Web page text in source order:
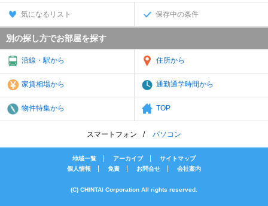
気になるリスト 保存中の条件
別の探し方でお部屋を探す
沿線・駅から 住所から
家賃相場から 通勤通学時間から
物件特集から TOP
スマートフォン パソコン
地域一覧 アーカイブ
サイトマップ
個人情報
免責 お問合せ 会社案内
(C) CHINTAI Corporation All rights reserved.